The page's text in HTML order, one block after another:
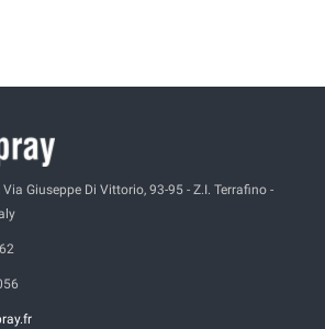
Via Giuseppe Di Vittorio, 93-95 - Z.I. Terrafino -